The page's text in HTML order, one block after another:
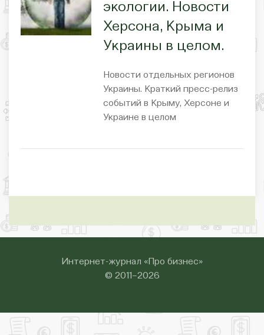
экологии. Новости
Херсона, Крыма и
Украины в целом.
Новости отдельных регионов
Украины. Краткий пресс-релиз
событий в Крыму, Херсоне и
Украине в целом
Интернет-журнал «Про бизнес»
© 2011–2026